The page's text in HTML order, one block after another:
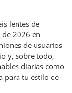
lentes de
2026 en
de usuarios
y, sobre todo,
diarias como
para tu estilo de